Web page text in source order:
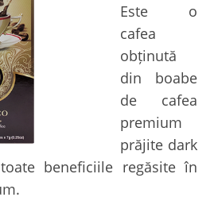
Este o
cafea
obținută
din boabe
de cafea
premium
prăjite dark
beneficiile regăsite în